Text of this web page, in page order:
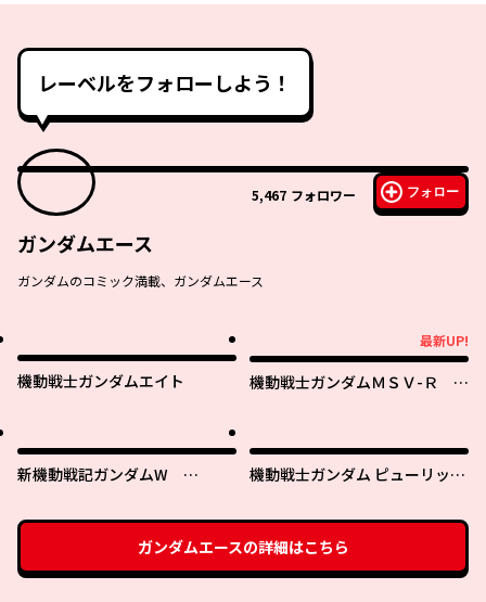
レーベルをフォローしよう！
5,467 フォロワー フォロー
ガンダムエース
ガンダムのコミック満載、ガンダムエース
機動戦士ガンダムエイト
最新UP!
機動戦士ガンダムＭＳＶ-Ｒ ジ
新機動戦記ガンダムW
機動戦士ガンダム ピューリッツ
方へー
ガンダムエースの詳細はこちら